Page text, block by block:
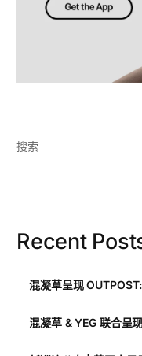
搜索
Recent
混凝草呈现
混凝草 & YEG 联合呈